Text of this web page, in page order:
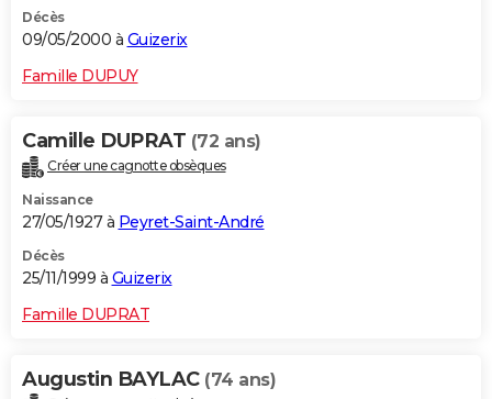
Décès
09/05/2000 à Guizerix
Famille DUPUY
Camille DUPRAT (72 ans)
Créer une cagnotte obsèques
Naissance
27/05/1927 à Peyret-Saint-André
Décès
25/11/1999 à Guizerix
Famille DUPRAT
Augustin BAYLAC (74 ans)